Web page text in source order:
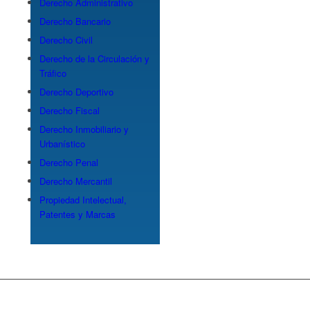
Derecho Bancario
Derecho Civil
Derecho de la Circulación y
Tráfico
Derecho Deportivo
Derecho Fiscal
Derecho Inmobiliario y
Urbanístico
Derecho Penal
Derecho Mercantil
Propiedad Intelectual,
Patentes y Marcas